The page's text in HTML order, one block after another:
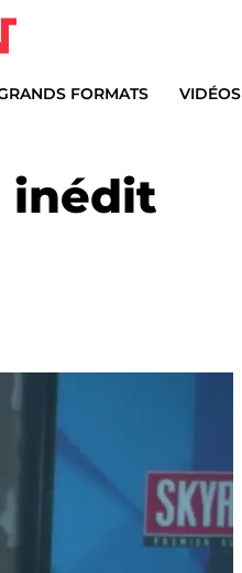
FORMATS VIDÉOS
inédit